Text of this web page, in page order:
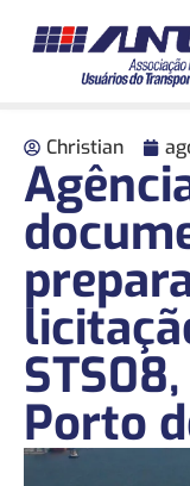
Christian
Porto